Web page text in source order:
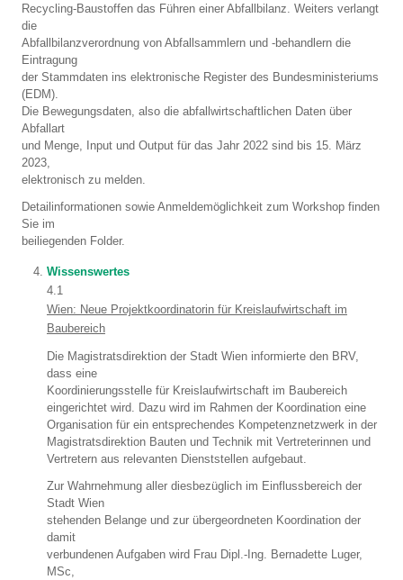
Recycling-Baustoffen das Führen einer Abfallbilanz. Weiters verlangt
die
Abfallbilanzverordnung von Abfallsammlern und -behandlern die
Eintragung
der Stammdaten ins elektronische Register des Bundesministeriums
(EDM).
Die Bewegungsdaten, also die abfallwirtschaftlichen Daten über
Abfallart
und Menge, Input und Output für das Jahr 2022 sind bis 15. März
2023,
elektronisch zu melden.
Detailinformationen sowie Anmeldemöglichkeit zum Workshop finden
Sie im
beiliegenden Folder.
Wissenswertes
4.1
Wien: Neue Projektkoordinatorin für Kreislaufwirtschaft im
Baubereich
Die Magistratsdirektion der Stadt Wien informierte den BRV,
dass eine
Koordinierungsstelle für Kreislaufwirtschaft im Baubereich
eingerichtet wird. Dazu wird im Rahmen der Koordination eine
Organisation für ein entsprechendes Kompetenznetzwerk in der
Magistratsdirektion Bauten und Technik mit Vertreterinnen und
Vertretern aus relevanten Dienststellen aufgebaut.
Zur Wahrnehmung aller diesbezüglich im Einflussbereich der
Stadt Wien
stehenden Belange und zur übergeordneten Koordination der
damit
verbundenen Aufgaben wird Frau Dipl.-Ing. Bernadette Luger,
MSc,